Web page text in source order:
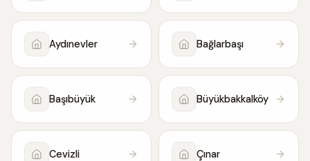
Aydınevler Bağlarbaşı
Başıbüyük Büyükbakkalköy
Cevizli Çınar